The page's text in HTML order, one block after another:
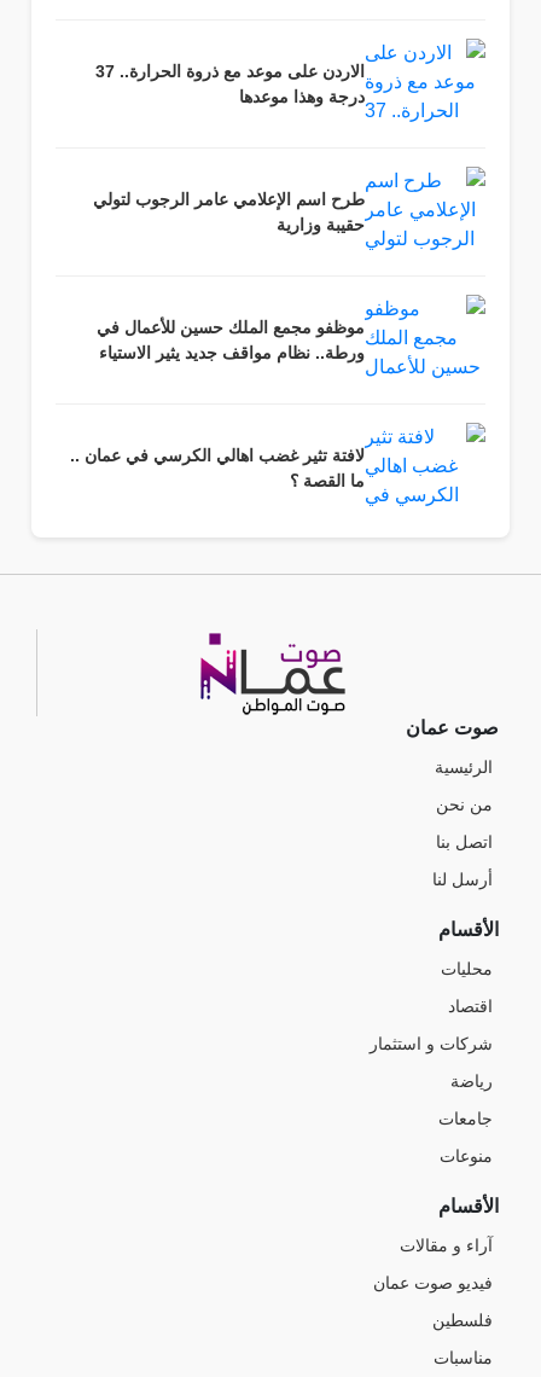
الاردن على موعد مع ذروة الحرارة.. 37
درجة وهذا موعدها
طرح اسم الإعلامي عامر الرجوب لتولي
حقيبة وزارية
موظفو مجمع الملك حسين للأعمال في
ورطة.. نظام مواقف جديد يثير الاستياء
لافتة تثير غضب اهالي الكرسي في عمان ..
ما القصة ؟
صوت عمان
الرئيسية
من نحن
اتصل بنا
أرسل لنا
الأقسام
محليات
اقتصاد
شركات و استثمار
رياضة
جامعات
منوعات
الأقسام
آراء و مقالات
فيديو صوت عمان
فلسطين
مناسبات